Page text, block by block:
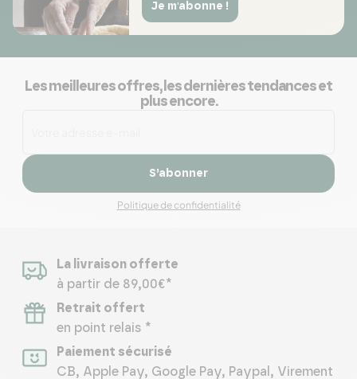
Je m'abonne !
Les meilleures offres, les dernières tendances et
plus encore.
S’abonner
Politique de confidentialité
La livraison offerte
à partir de 89,00€*
Retrait offert
en point relais *
Paiement sécurisé
CB, Apple Pay, Google Pay, Paypal, Virement